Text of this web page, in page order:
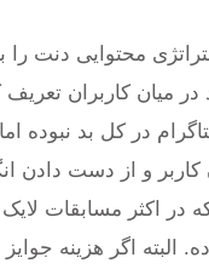
محتوایی دنت را
میان کاربران تعریف
در کل بد نبوده اما
و از دست دادن
در اکثر مسابقات لایک
البته اگر هزینه جوایز